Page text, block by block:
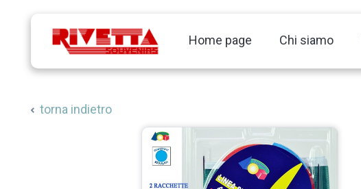
Home page Chi siamo
torna indietro